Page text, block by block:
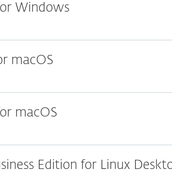
Windows
macOS
macOS
Edition for Linux